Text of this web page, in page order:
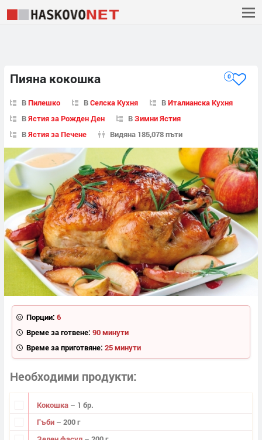
Пияна кокошка 0
ВПилешко ВСелска Кухня ВИталианска Кухня
ВЯстия за Рожден Ден ВЗимни Ястия
ВЯстия за Печене Видяна 185,078 пъти
Порции: 6
Време за готвене: 90 минути
Време за приготвяне: 25 минути
Необходими продукти
Кокошка – 1 бр.
Гъби – 200 г